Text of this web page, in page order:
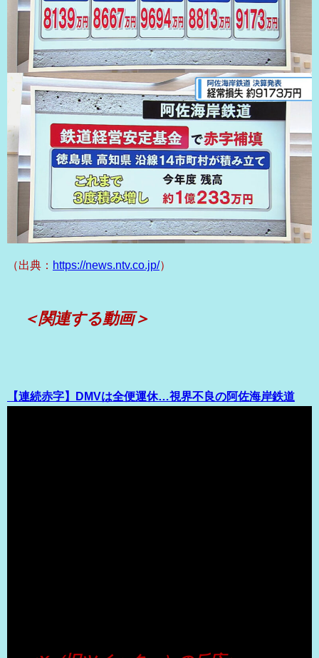
（出典： https://news.ntv.co.jp/）
＜関連する動画＞
【連続赤字】DMVは全便運休…視界不良の阿佐海岸鉄道